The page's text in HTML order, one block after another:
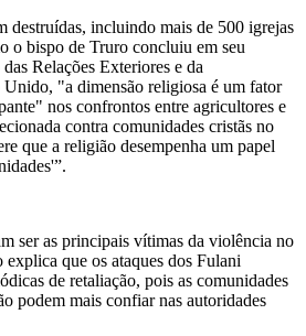
destruídas, incluindo mais de 500 igrejas
o bispo de Truro concluiu em seu
Relações Exteriores e da
"a dimensão religiosa é um fator
nos confrontos entre agricultores e
contra comunidades cristãs no
que a religião desempenha um papel
ser as principais vítimas da violência no
que os ataques dos Fulani
de retaliação, pois as comunidades
podem mais confiar nas autoridades